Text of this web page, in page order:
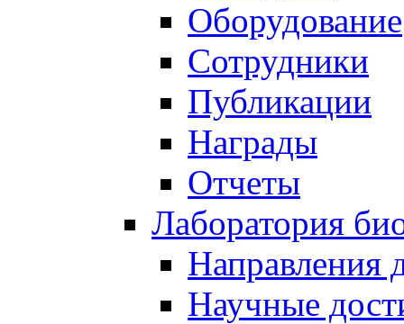
Оборудование
Сотрудники
Публикации
Награды
Отчеты
Лаборатория
Направления
Научные